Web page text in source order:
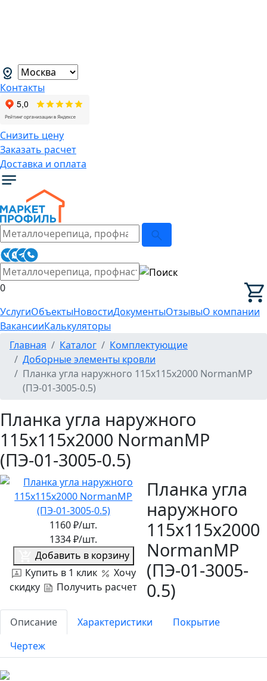
Контакты
Снизить цену
Заказать расчет
Доставка и оплата
0
УслугиОбъектыНовостиДокументыОтзывыО компании
ВакансииКалькуляторы
Главная
Каталог
Комплектующие
Доборные элементы кровли
Планка угла наружного 115х115х2000 NormanMP
(ПЭ-01-3005-0.5)
Планка угла наружного
115х115х2000 NormanMP
(ПЭ-01-3005-0.5)
1160₽/шт.
1334₽/шт.
Добавить в корзину
Купить в 1 клик
Хочу
скидку
Получить расчет
Планка угла
наружного
115х115х2000
NormanMP
(ПЭ-01-3005-
0.5)
Описание Характеристики
Покрытие
Чертеж